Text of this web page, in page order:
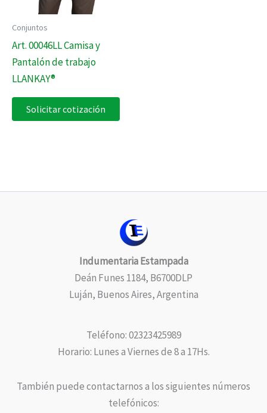
Conjuntos
Art. 00046LL Camisa y
Pantalón de trabajo
LLANKAY®
Solicitar cotización
Indumentaria Estampada
Deán Funes 1184, B6700DLP
Luján, Buenos Aires, Argentina
Teléfono: 02323425989
Horario: Lunes a Viernes de 8 a 17Hs.
También puede contactarnos a los siguientes números
telefónicos: